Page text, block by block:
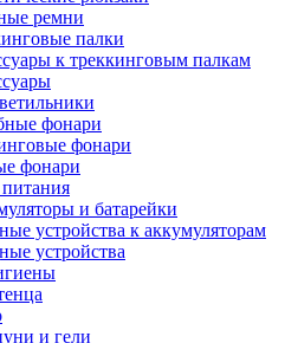
ремни
палки
к треккинговым палкам
фонари
фонари
фонари
и батарейки
устройства к аккумуляторам
устройства
и гели